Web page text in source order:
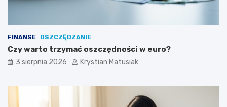
FINANSE OSZCZĘDZANIE
Czy warto trzymać oszczędności w euro?
3 sierpnia 2026 Krystian Matusiak